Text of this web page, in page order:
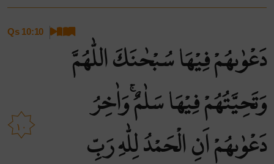
Qs 10:10
١٠
دَعْوٰىهُمْ فِيْهَا سُبْحٰنَكَ اللّٰهُمَّ
وَتَحِيَّتُهُمْ فِيْهَا سَلٰمٌۚ وَاٰخِرُ
دَعْوٰىهُمْ اَنِ الْحَمْدُ لِلّٰهِ رَبِّ